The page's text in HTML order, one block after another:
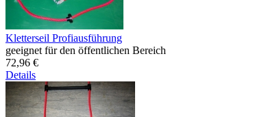
Kletterseil Profiausführung
geeignet für den öffentlichen Bereich
72,96 €
Details